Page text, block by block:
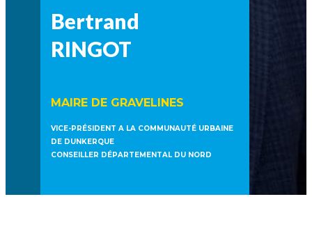
Bertrand
RINGOT
MAIRE DE GRAVELINES
VICE-PRÉSIDENT A LA COMMUNAUTÉ URBAINE
DE DUNKERQUE
CONSEILLER DÉPARTEMENTAL DU NORD